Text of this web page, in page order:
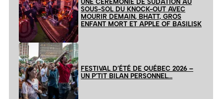
UNE CÉRÉMONIE DE SUDATION AU
SOUS-SOL DU KNOCK-OUT AVEC
MOURIR DEMAIN, BHATT, GROS
ENFANT MORT ET APPLE OF BASILISK
FESTIVAL D’ÉTÉ DE QUÉBEC 2026 –
UN P’TIT BILAN PERSONNEL…